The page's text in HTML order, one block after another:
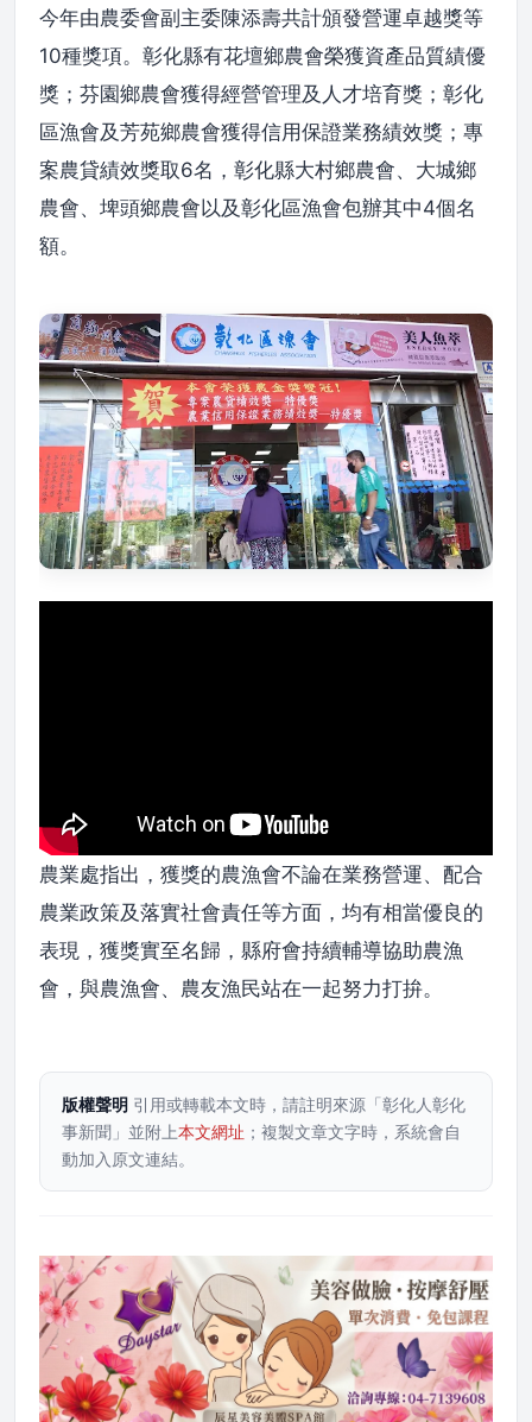
今年由農委會副主委陳添壽共計頒發營運卓越獎等
10種獎項。彰化縣有花壇鄉農會榮獲資產品質績優
獎；芬園鄉農會獲得經營管理及人才培育獎；彰化
區漁會及芳苑鄉農會獲得信用保證業務績效獎；專
案農貸績效獎取6名，彰化縣大村鄉農會、大城鄉
農會、埤頭鄉農會以及彰化區漁會包辦其中4個名
額。
農業處指出，獲獎的農漁會不論在業務營運、配合
農業政策及落實社會責任等方面，均有相當優良的
表現，獲獎實至名歸，縣府會持續輔導協助農漁
會，與農漁會、農友漁民站在一起努力打拚。
版權聲明 引用或轉載本文時，請註明來源「彰化人彰化
事新聞」並附上本文網址 ；複製文章文字時，系統會自
動加入原文連結。